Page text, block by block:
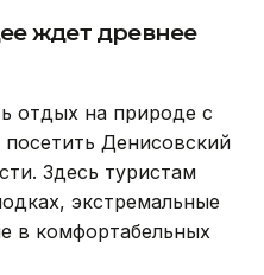
ждет древнее
отдых на природе с
Денисовский
Здесь туристам
экстремальные
в комфортабельных